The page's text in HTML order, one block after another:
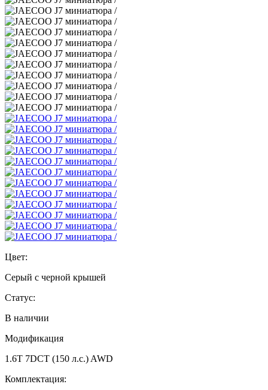
Цвет:
Серый с черной крышей
Статус:
В наличии
Модификация
1.6T 7DCT (150 л.с.) AWD
Комплектация: